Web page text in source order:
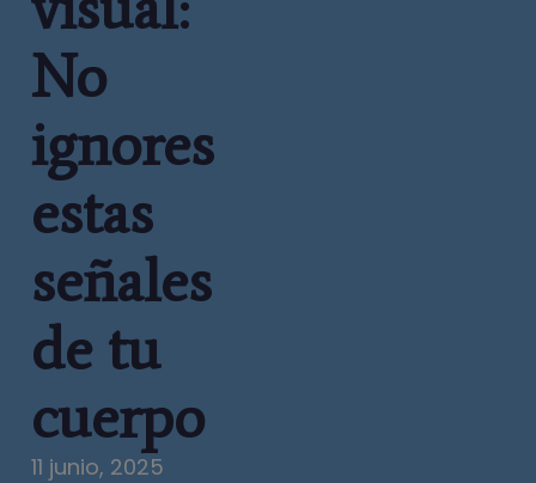
No
ignores
estas
señales
de tu
cuerpo
11 junio, 2025